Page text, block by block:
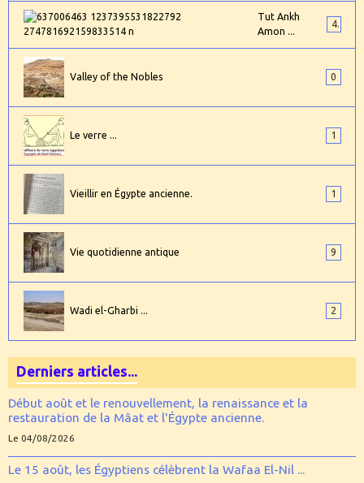
Tut Ankh
Amon ...
4
Valley of the Nobles 0
Le verre ... 1
Vieillir en Égypte ancienne. 1
Vie quotidienne antique 9
Wadi el-Gharbi ... 2
Derniers articles...
Début août et le renouvellement, la renaissance et la
restauration de la Mâat et l'Égypte ancienne.
Le 04/08/2026
Le 15 août, les Égyptiens célèbrent la Wafaa El-Nil ...